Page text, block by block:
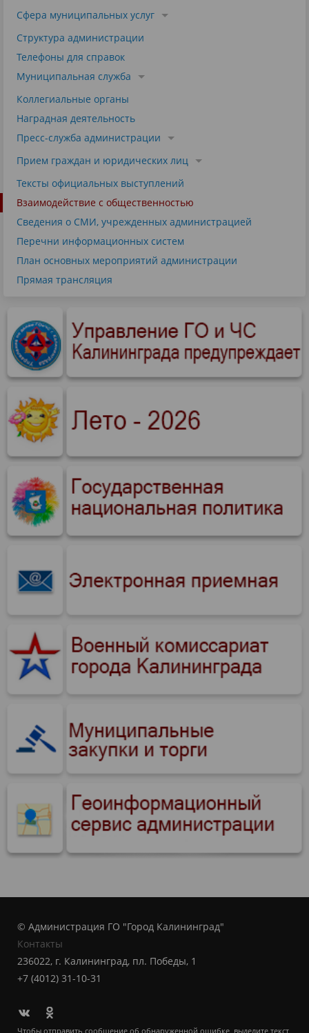
Сфера муниципальных услуг
Структура администрации
Телефоны для справок
Муниципальная служба
Коллегиальные органы
Наградная деятельность
Пресс-служба администрации
Прием граждан и юридических лиц
Тексты официальных выступлений
Взаимодействие с общественностью
Сведения о СМИ, учрежденных администрацией
Перечни информационных систем
План основных мероприятий администрации
Прямая трансляция
© Администрация ГО "Город Калининград"
Контакты
236022, г. Калининград, пл. Победы, 1
+7 (4012) 31-10-31
Чтобы отправить сообщение об обнаруженной ошибке, выделите текст